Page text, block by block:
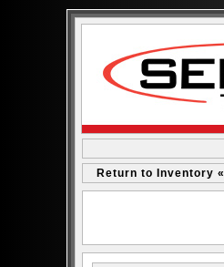
Return to Inventory «